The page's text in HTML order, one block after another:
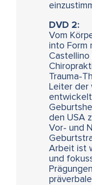
DVD 2:
Vom
into Form
Castellino
Trauma-
Leiter der
den USA
Vor- und
Arbeit ist
und